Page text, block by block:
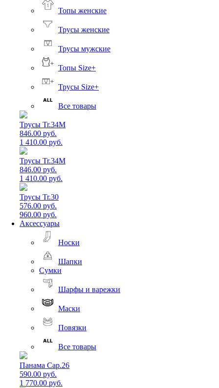
Топы женские
Трусы женские
Трусы мужские
Топы Size+
Трусы Size+
Все товары
Трусы Tr.34M
846.00 руб.
1 410.00 руб.
Трусы Tr.34M
846.00 руб.
1 410.00 руб.
Трусы Tr.30
576.00 руб.
960.00 руб.
Аксессуары
Носки
Шапки
Сумки
Шарфы и варежки
Маски
Повязки
Все товары
Панама Cap.26
590.00 руб.
1 770.00 руб.